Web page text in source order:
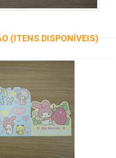
(ITENS DISPONÍVEIS)